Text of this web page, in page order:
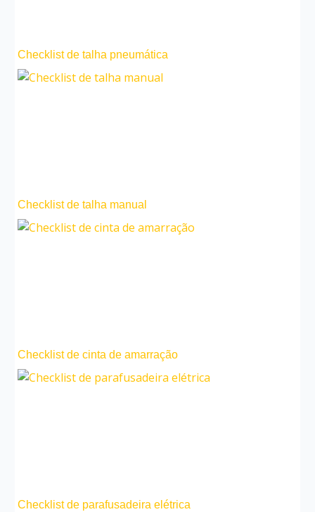
Checklist de talha pneumática
Checklist de talha manual
Checklist de cinta de amarração
Checklist de parafusadeira elétrica